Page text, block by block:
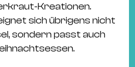
Kreationen.
sich übrigens nicht
sondern passt auch